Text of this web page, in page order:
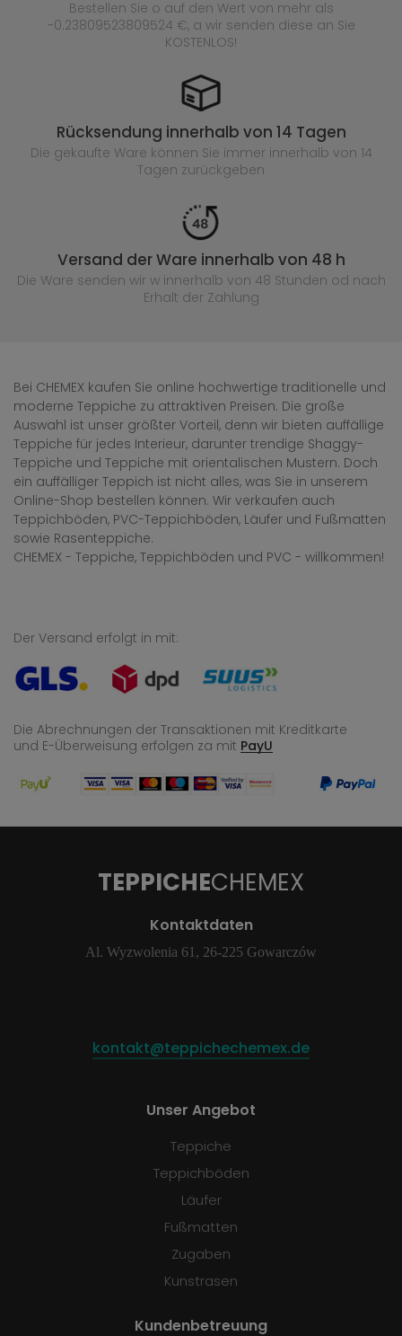
Bestellen Sie o auf den Wert von mehr als
-0.23809523809524 €, a wir senden diese an Sie
KOSTENLOS!
Rücksendung innerhalb von 14 Tagen
Die gekaufte Ware können Sie immer innerhalb von 14
Tagen zurückgeben
Versand der Ware innerhalb von 48 h
Die Ware senden wir w innerhalb von 48 Stunden od nach
Erhalt der Zahlung
Bei CHEMEX kaufen Sie online hochwertige traditionelle und
moderne Teppiche zu attraktiven Preisen. Die große
Auswahl ist unser größter Vorteil, denn wir bieten auffällige
Teppiche für jedes Interieur, darunter trendige Shaggy-
Teppiche und Teppiche mit orientalischen Mustern. Doch
ein auffälliger Teppich ist nicht alles, was Sie in unserem
Online-Shop bestellen können. Wir verkaufen auch
Teppichböden, PVC-Teppichböden, Läufer und Fußmatten
sowie Rasenteppiche.
CHEMEX - Teppiche, Teppichböden und PVC - willkommen!
Der Versand erfolgt in mit:
Die Abrechnungen der Transaktionen mit Kreditkarte
und E-Überweisung erfolgen za mit PayU
TEPPICHECHEMEX
Kontaktdaten
Al. Wyzwolenia 61, 26-225 Gowarczów
kontakt@teppichechemex.de
Unser Angebot
Teppiche
Teppichböden
Läufer
Fußmatten
Zugaben
Kunstrasen
Kundenbetreuung